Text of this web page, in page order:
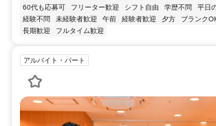
60代も応募可
フリーター歓迎 シフト自由 学歴不問 平日
経験不問
未経験者歓迎 午前 経験者歓迎 夕方 ブランク
長期歓迎
フルタイム歓迎
アルバイト・パート